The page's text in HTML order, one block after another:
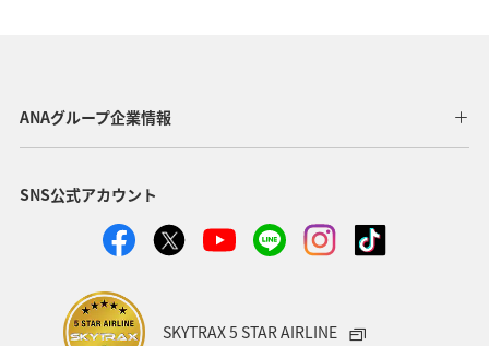
海 ブリ マアジ アオリイカ 冬
イワナ
ANAグループ企業情報
SNS公式アカウント
SKYTRAX 5 STAR AIRLINE